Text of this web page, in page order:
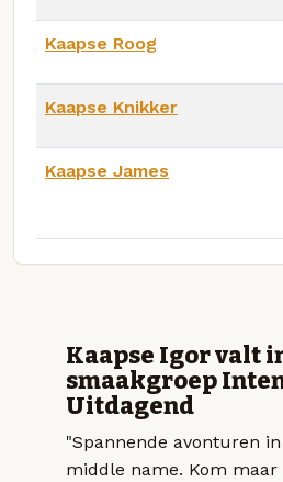
Kaapse Roog
Kaapse Knikker
Kaapse James
Kaapse Igor valt
smaakgroep
Uitdagend
"Spannende avonturen
middle name. Kom